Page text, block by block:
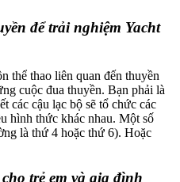
để trải nghiệm Yacht
thể thao liên quan đến thuyền
cuộc đua thuyền. Bạn phải là
các cậu lạc bộ sẽ tổ chức các
hình thức khác nhau. Một số
là thứ 4 hoặc thứ 6). Hoặc
trẻ em và gia đình